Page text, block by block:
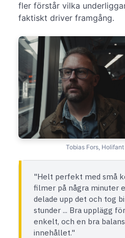
fler förstår vilka
faktiskt driver framgång.
Tobias Fors, Holifant
"Helt perfekt med små
filmer på några minuter
delade upp det och tog
stunder ... Bra upplägg
enkelt, och en bra
innehållet."